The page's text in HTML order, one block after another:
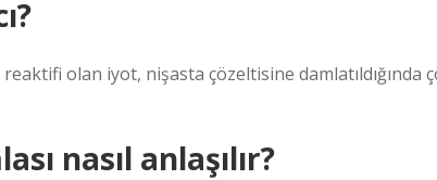
olan iyot, nişasta çözeltisine
nasıl anlaşılır?